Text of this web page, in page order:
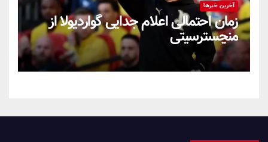
آخرین خبرها
زمان احتمالی اعلام جدایی گواردیولا از
منچسترسیتی